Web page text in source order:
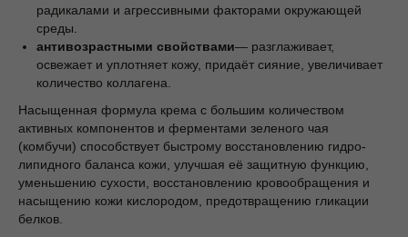
радикалами и агрессивными факторами окружающей
среды.
антивозрастными свойствами— разглаживает,
освежает и уплотняет кожу, придаёт сияние, увеличивает
количество коллагена.
Насыщенная формула крема с большим количеством
активных компонентов и ферментами зеленого чая
(комбучи) способствует быстрому восстановлению гидро-
липидного баланса кожи, улучшая её защитную функцию,
уменьшению сухости, восстановлению кровообращения и
насыщению кожи кислородом, предотвращению гликации
белков.